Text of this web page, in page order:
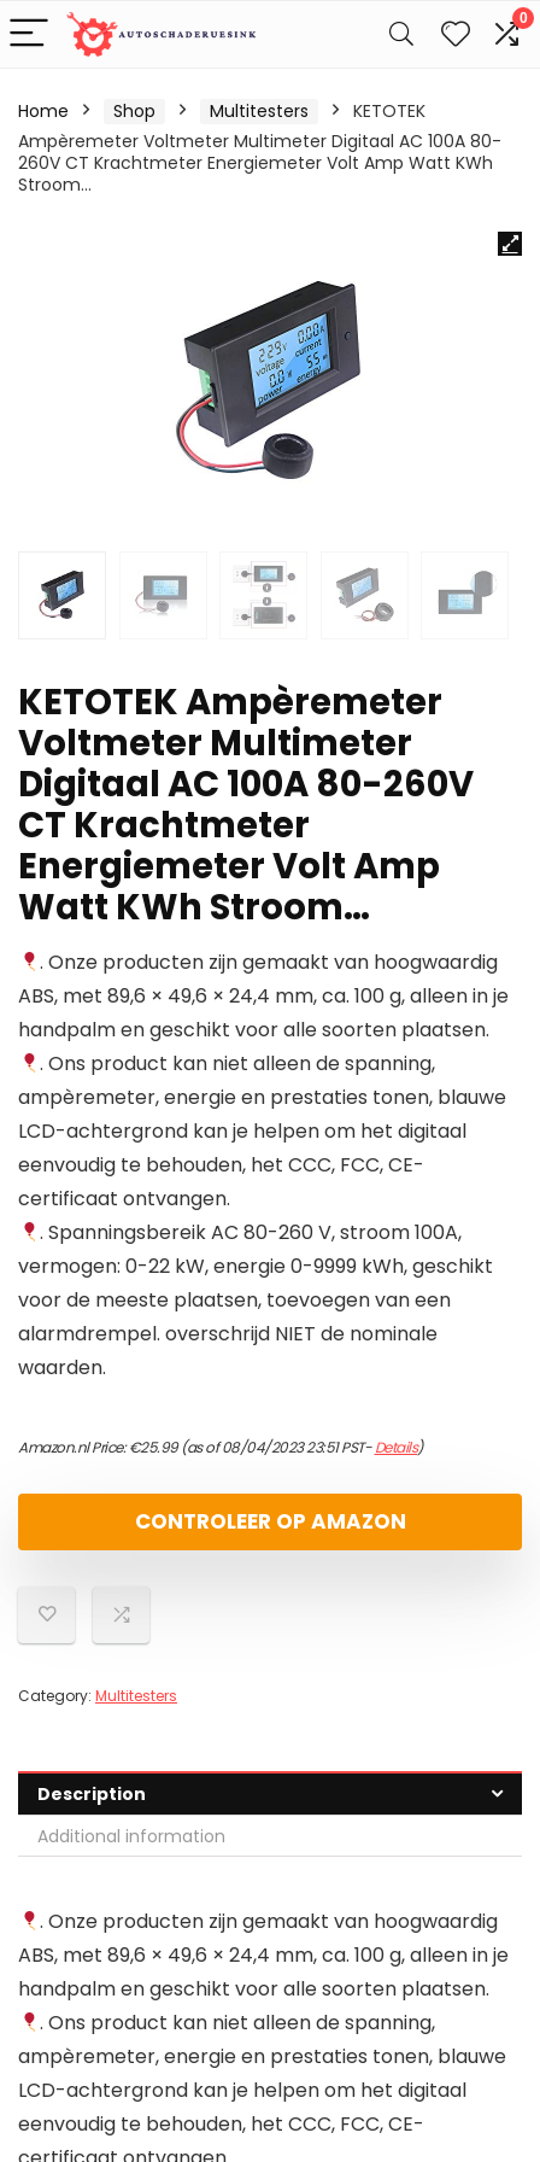
0
Home Shop Multitesters
KETOTEK
Ampèremeter Voltmeter Multimeter Digitaal AC 100A 80-
260V CT Krachtmeter Energiemeter Volt Amp Watt KWh
Stroom…
KETOTEK Ampèremeter
Voltmeter Multimeter
Digitaal AC 100A 80-260V
CT Krachtmeter
Energiemeter Volt Amp
Watt KWh Stroom…
. Onze producten zijn gemaakt van hoogwaardig
ABS, met 89,6 × 49,6 × 24,4 mm, ca. 100 g, alleen in je
handpalm en geschikt voor alle soorten plaatsen.
. Ons product kan niet alleen de spanning,
ampèremeter, energie en prestaties tonen, blauwe
LCD-achtergrond kan je helpen om het digitaal
eenvoudig te behouden, het CCC, FCC, CE-
certificaat ontvangen.
. Spanningsbereik AC 80-260 V, stroom 100A,
vermogen: 0-22 kW, energie 0-9999 kWh, geschikt
voor de meeste plaatsen, toevoegen van een
alarmdrempel. overschrijd NIET de nominale
waarden.
Amazon.nl Price:€25.99(as of 08/04/2023 23:51 PST-Details)
CONTROLEER OP AMAZON
Category: Multitesters
Description
Additional information
. Onze producten zijn gemaakt van hoogwaardig
ABS, met 89,6 × 49,6 × 24,4 mm, ca. 100 g, alleen in je
handpalm en geschikt voor alle soorten plaatsen.
. Ons product kan niet alleen de spanning,
ampèremeter, energie en prestaties tonen, blauwe
LCD-achtergrond kan je helpen om het digitaal
eenvoudig te behouden, het CCC, FCC, CE-